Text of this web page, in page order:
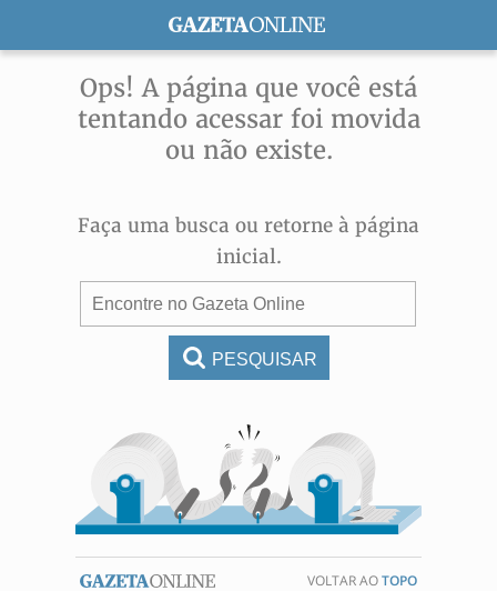
Ops! A página que você está
tentando acessar foi movida
ou não existe.
Faça uma busca ou retorne à página
inicial.
PESQUISAR
VOLTAR AOTOPO